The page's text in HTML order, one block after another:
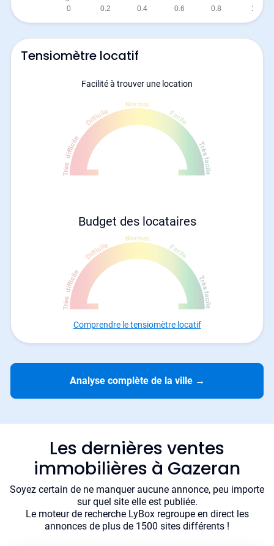
Tensiomètre locatif
Facilité à trouver une location
Budget des locataires
Comprendre le tensiomètre locatif
Analyse complète de la ville →
Les dernières ventes
immobilières à Gazeran
Soyez certain de ne manquer aucune annonce, peu importe
sur quel site elle est publiée.
Le moteur de recherche LyBox regroupe en direct les
annonces de plus de 1500 sites différents !